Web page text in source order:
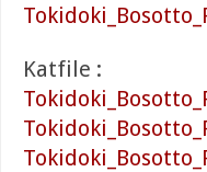
Katfile :